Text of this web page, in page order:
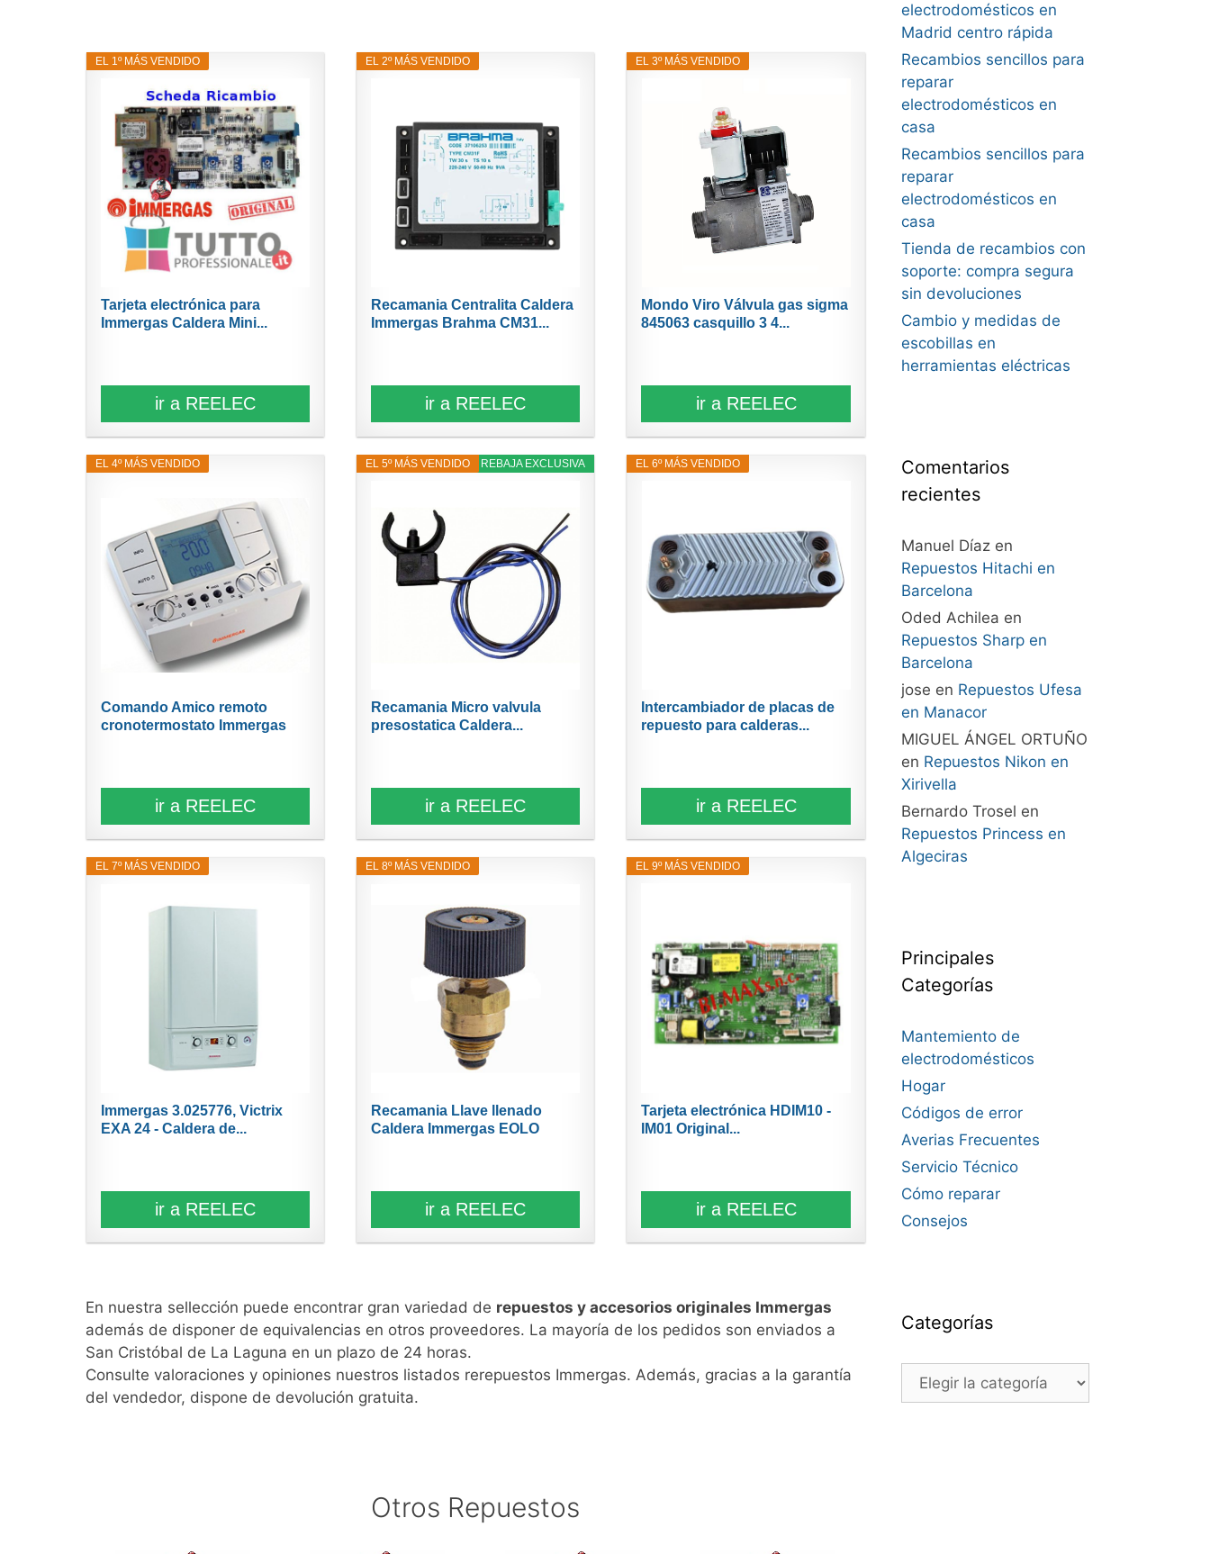
EL 1º MÁS VENDIDO
Tarjeta electrónica para
Immergas Caldera Mini...
ir a REELEC
EL 2º MÁS VENDIDO
Recamania Centralita Caldera
Immergas Brahma CM31...
ir a REELEC
EL 3º MÁS VENDIDO
Mondo Viro Válvula gas sigma
845063 casquillo 3 4...
ir a REELEC
EL 4º MÁS VENDIDO
Comando Amico remoto
cronotermostato Immergas
ir a REELEC
11% REBAJA EXCLUSIVA
EL 5º MÁS VENDIDO
Recamania Micro valvula
presostatica Caldera...
ir a REELEC
EL 6º MÁS VENDIDO
Intercambiador de placas de
repuesto para calderas...
ir a REELEC
EL 7º MÁS VENDIDO
Immergas 3.025776, Victrix
EXA 24 - Caldera de...
ir a REELEC
EL 8º MÁS VENDIDO
Recamania Llave llenado
Caldera Immergas EOLO
ir a REELEC
EL 9º MÁS VENDIDO
Tarjeta electrónica HDIM10 -
IM01 Original...
ir a REELEC
En nuestra sellección puede encontrar gran variedad de repuestos y accesorios originales Immergas
además de disponer de equivalencias en otros proveedores. La mayoría de los pedidos son enviados a
San Cristóbal de La Laguna en un plazo de 24 horas.
Consulte valoraciones y opiniones nuestros listados rerepuestos Immergas. Además, gracias a la garantía
del vendedor, dispone de devolución gratuita.
Otros Repuestos
electrodomésticos en
Madrid centro rápida
Recambios sencillos para
reparar
electrodomésticos en
casa
Recambios sencillos para
reparar
electrodomésticos en
casa
Tienda de recambios con
soporte: compra segura
sin devoluciones
Cambio y medidas de
escobillas en
herramientas eléctricas
Comentarios
recientes
Manuel Díazen
Repuestos Hitachi en
Barcelona
Oded Achilea en
Repuestos Sharp en
Barcelona
jose en Repuestos Ufesa
en Manacor
MIGUEL ÁNGEL ORTUÑO
en Repuestos Nikon en
Xirivella
Bernardo Trosel en
Repuestos Princess en
Algeciras
Principales
Categorías
Mantemiento de
electrodomésticos
Hogar
Códigos de error
Averias Frecuentes
Servicio Técnico
Cómo reparar
Consejos
Categorías
Categorías